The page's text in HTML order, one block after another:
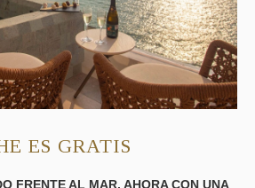
ES GRATIS
FRENTE AL MAR, AHORA CON UNA